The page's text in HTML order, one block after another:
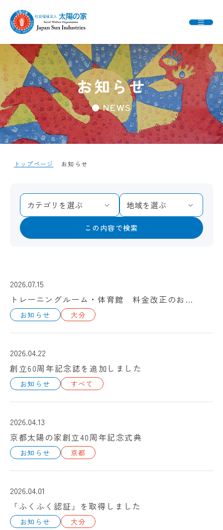
お知らせ
● NEWS
トップページ お知らせ
この内容で検索
2026.07.15
トレーニングルーム・体育館 料金改正のお知らせ
お知らせ 大分
2026.04.22
創立60周年記念誌を追加しました
お知らせ すべて
2026.04.13
京都太陽の家創立40周年記念式典
お知らせ 京都
2026.04.01
「ふくふく認証」を取得しました
お知らせ 大分